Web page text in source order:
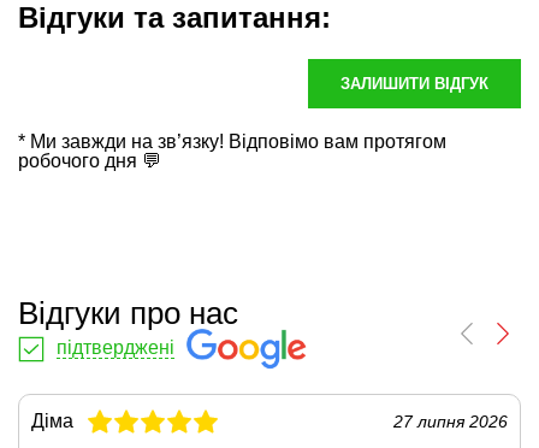
Відгуки та запитання:
ЗАЛИШИТИ ВІДГУК
* Ми завжди на зв’язку! Відповімо вам протягом
робочого дня 💬
Відгуки про нас
підтверджені
Діма 27 липня 2026